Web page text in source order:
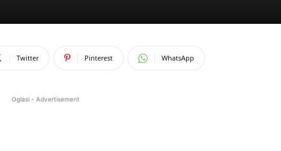
Twitter Pinterest WhatsApp
Oglasi - Advertisement